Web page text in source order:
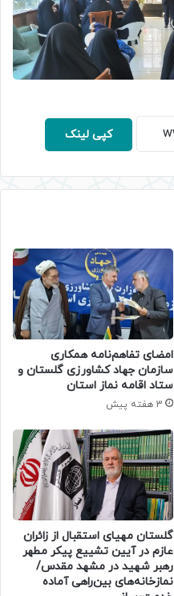
کپی لینک
امضای تفاهم‌نامه همکاری
سازمان جهاد کشاورزی گلستان و
ستاد اقامه نماز استان
3 هفته پیش
گلستان مهیای استقبال از زائران
عازم در آیین تشییع پیکر مطهر
رهبر شهید در مشهد مقدس/
نمازخانه‌های بین‌راهی آماده